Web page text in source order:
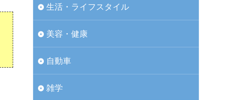
生活・ライフスタイル
美容・健康
自動車
雑学